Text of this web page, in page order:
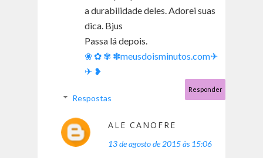
a durabilidade deles. Adorei suas
dica. Bjus
Passa lá depois.
❀ ✿ ✾ ✽meusdoisminutos.com✈
✈ ❥
Responder
Respostas
ALE CANOFRE
13 de agosto de 2015 às 15:06